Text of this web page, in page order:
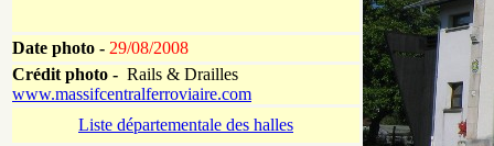
Date photo - 29/08/2008
Crédit photo - Rails & Drailles
www.massifcentralferroviaire.com
Liste départementale des halles